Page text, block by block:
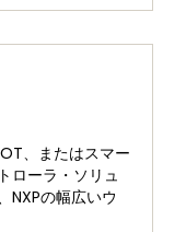
、またはスマー
ローラ・ソリュ
NXPの幅広いウ